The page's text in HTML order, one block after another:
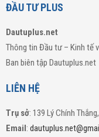
ĐẦU TƯ PLUS
Dautuplus.net
Thông tin Đầu tư – Kinh tế
Ban biên tập Dautuplus.net
LIÊN HỆ
Trụ sở: 139 Lý Chính
Email: